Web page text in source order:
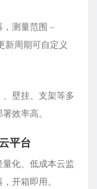
，测量范围 –
新周期可自定义
、壁挂、支架等多
效率高。
平台
化、低成本云监
开箱即用。